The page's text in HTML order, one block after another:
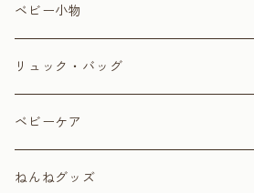
ベビースリング
よだれカバー
三輪車・キックスクーター
歯がためトイ
おままごと
知育玩具
ベビー小物
おむつポーチ
母子手帳ケース
キルティングマット
リュック・バッグ
トートバッグ
リュック
ベビーケア
おむつポーチ・おむつ替えシート
ねんねグッズ